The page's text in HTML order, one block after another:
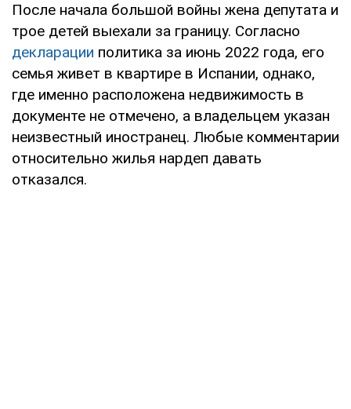
После начала большой войны жена депутата и
трое детей выехали за границу. Согласно
декларации политика за июнь 2022 года, его
семья живет в квартире в Испании, однако,
где именно расположена недвижимость в
документе не отмечено, а владельцем указан
неизвестный иностранец. Любые комментарии
относительно жилья нардеп давать
отказался.